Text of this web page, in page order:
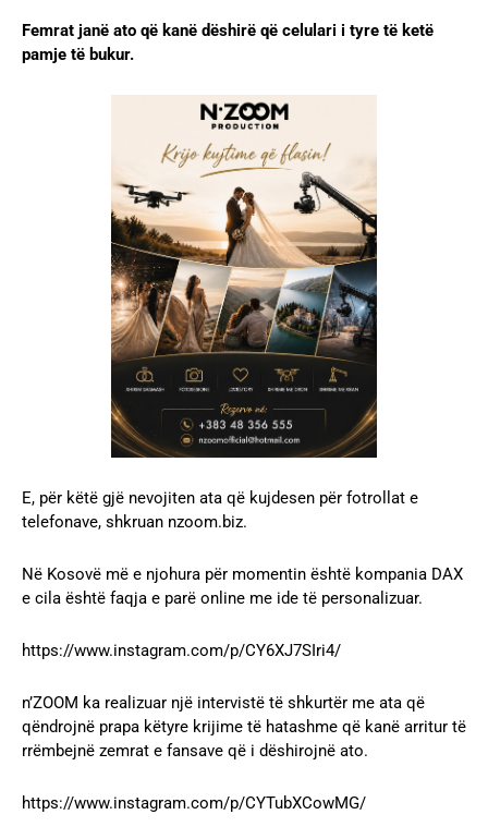
Femrat janë ato që kanë dëshirë që celulari i tyre të ketë
pamje të bukur.
E, për këtë gjë nevojiten ata që kujdesen për fotrollat e
telefonave, shkruan nzoom.biz.
Në Kosovë më e njohura për momentin është kompania DAX
e cila është faqja e parë online me ide të personalizuar.
https://www.instagram.com/p/CY6XJ7SIri4/
n’ZOOM ka realizuar një intervistë të shkurtër me ata që
qëndrojnë prapa këtyre krijime të hatashme që kanë arritur të
rrëmbejnë zemrat e fansave që i dëshirojnë ato.
https://www.instagram.com/p/CYTubXCowMG/